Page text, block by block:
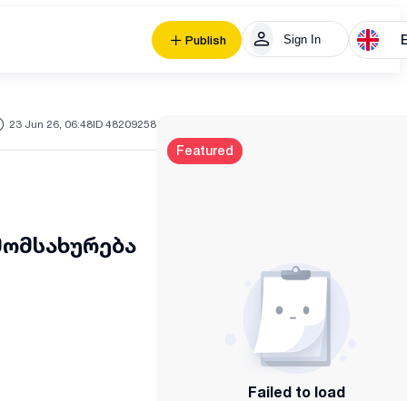
Publish Sign In
23 Jun 26, 06:48ID 48209258
Featured
Failed to load